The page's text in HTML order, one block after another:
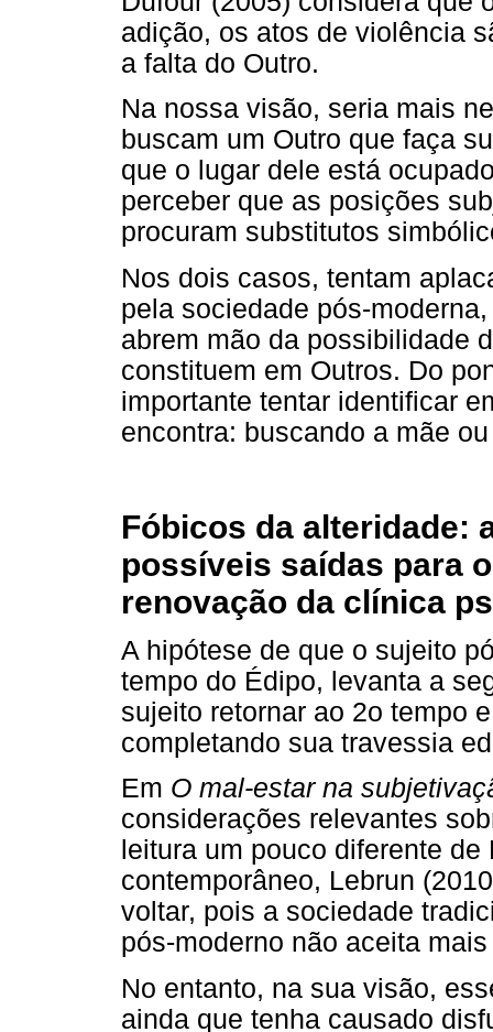
adição, os atos de violência
a falta do Outro.
Na nossa visão, seria mais
buscam um Outro que faça
que o lugar dele está
perceber que as posições
procuram substitutos
Nos dois casos, tentam
pela sociedade pós-
abrem mão da possibilidade
constituem em Outros. Do
importante tentar identificar
encontra: buscando a mãe
Fóbicos da alteridade:
possíveis saídas para
renovação da clínica
A hipótese de que o sujeito
tempo do Édipo, levanta a
sujeito retornar ao 2o tempo
completando sua travessia
Em O mal-estar na
considerações relevantes
leitura um pouco diferente
contemporâneo, Lebrun
voltar, pois a sociedade
pós-moderno não aceita
No entanto, na sua visão,
ainda que tenha causado